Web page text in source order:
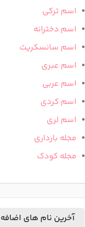
اسم ترکی
اسم دخترانه
اسم سانسکریت
اسم عبری
اسم عربی
اسم کردی
اسم لری
مجله بارداری
مجله کودک
آخرین نام های